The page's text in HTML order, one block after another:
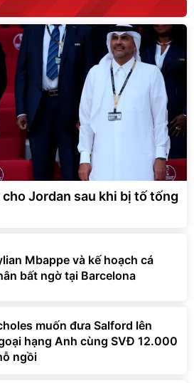
cho Jordan sau khi bị tố tống
Mbappe và kế hoạch cá
bất ngờ tại Barcelona
muốn đưa Salford lên
hạng Anh cùng SVĐ 12.000
ngồi